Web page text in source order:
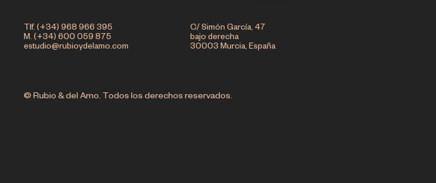
Tlf. (+34) 968 966 395
M. (+34) 600 059 875
estudio@rubioydelamo.com
C/ Simón García, 47
bajo derecha
30003 Murcia, España
© Rubio & del Amo. Todos los derechos reservados.